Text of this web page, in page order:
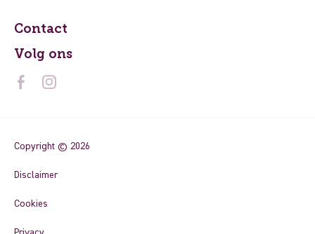
Contact
Volg ons
Copyright © 2026
Disclaimer
Cookies